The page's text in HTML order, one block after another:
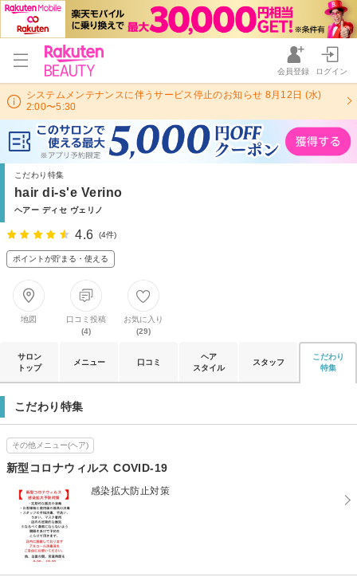
会員登録 ログイン
システムメンテナンスに伴うサービス停止のお知らせ 8月12日 (水)
2:00〜5:30
こだわり特集
hair di-s'e Verino
ヘアー ディセ ヴェリノ
4.6 (4件)
ポイントが貯まる・使える
地図
口コミ投稿
(4)
お気に入り
(29)
サロン
トップ
メニュー 口コミ
ヘア
スタイル
スタッフ
こだわり
特集
こだわり特集
その他メニュー(ヘア)
新型コロナウィルス COVID-19
感染拡大防止対策